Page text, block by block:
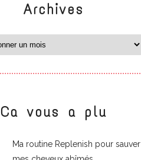
Archives
Ca vous a plu
Ma routine Replenish pour sauver